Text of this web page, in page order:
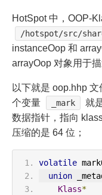
HotSpot 中，OOP-
/hotspot/src/
instanceOop 和
arrayOop 对象用于描
以下就是 oop.hhp
个变量
_mark 就
数据指针，指向
压缩的是 64 位；
volatile
union
Klass*